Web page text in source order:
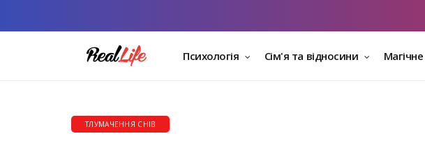
Психологія Сім'я та відносини Магічне
ТЛУМАЧЕННЯ СНІВ